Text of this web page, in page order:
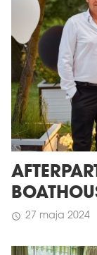
schedule 27 maja 2024